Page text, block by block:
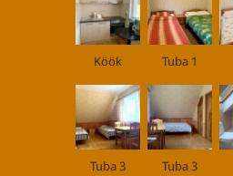
Köök Tuba 1
Tuba 3 Tuba 3